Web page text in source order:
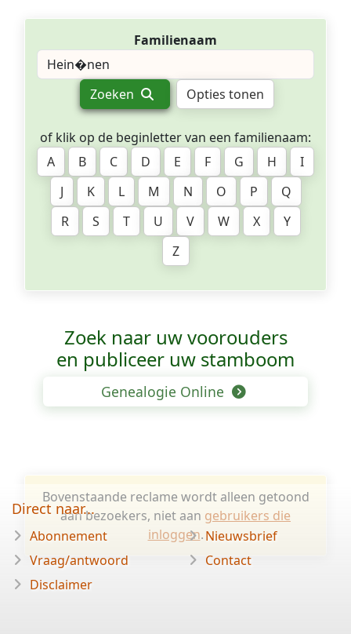
Familienaam
Zoeken Opties tonen
of klik op de beginletter van een familienaam:
A
B C D E F G H
I
J
K L M N O P
Q
R
S T U V W X
Y
Z
Zoek naar uw voorouders
en publiceer uw stamboom
Genealogie Online
Bovenstaande reclame wordt alleen getoond
aan bezoekers, niet aan gebruikers die
inloggen.
Direct naar...
Abonnement
Vraag/antwoord
Disclaimer
Nieuwsbrief
Contact